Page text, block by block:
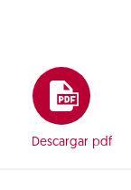
Descargar pdf